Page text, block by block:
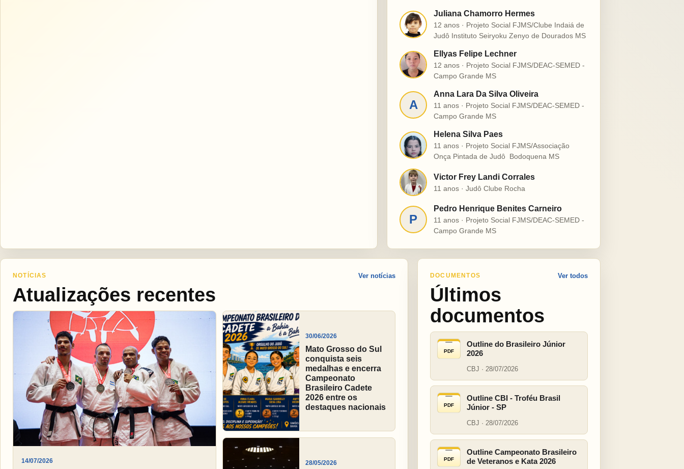
J
Juliana Chamorro Hermes
12 anos · Projeto Social FJMS/Clube Indaiá de
Judô Instituto Seiryoku Zenyo de Dourados MS
E
Ellyas Felipe Lechner
12 anos · Projeto Social FJMS/DEAC-SEMED -
Campo Grande MS
A
Anna Lara Da Silva Oliveira
11 anos · Projeto Social FJMS/DEAC-SEMED -
Campo Grande MS
H
Helena Silva Paes
11 anos · Projeto Social FJMS/Associação
Onça Pintada de Judô  Bodoquena MS
V Victor Frey Landi Corrales
11 anos · Judô Clube Rocha
P
Pedro Henrique Benites Carneiro
11 anos · Projeto Social FJMS/DEAC-SEMED -
Campo Grande MS
NOTÍCIAS
Atualizações recentes
Ver notícias
14/07/2026
30/06/2026
Mato Grosso do Sul
conquista seis
medalhas e encerra
Campeonato
Brasileiro Cadete
2026 entre os
destaques nacionais
28/05/2026
DOCUMENTOS
Últimos
documentos
Ver todos
PDF
Outline do Brasileiro Júnior
2026
CBJ · 28/07/2026
PDF
Outline CBI - Troféu Brasil
Júnior - SP
CBJ · 28/07/2026
PDF
Outline Campeonato Brasileiro
de Veteranos e Kata 2026